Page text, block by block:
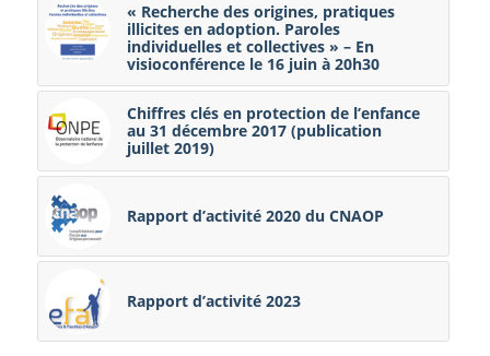
« Recherche des origines, pratiques
illicites en adoption. Paroles
individuelles et collectives » – En
visioconférence le 16 juin à 20h30
Chiffres clés en protection de l’enfance
au 31 décembre 2017 (publication
juillet 2019)
Rapport d’activité 2020 du CNAOP
Rapport d’activité 2023